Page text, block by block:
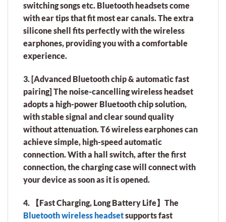
switching songs etc. Bluetooth headsets come
with ear tips that fit most ear canals. The extra
silicone shell fits perfectly with the wireless
earphones, providing you with a comfortable
experience.
3. [Advanced Bluetooth chip & automatic fast
pairing] The noise-cancelling wireless headset
adopts a high-power Bluetooth chip solution,
with stable signal and clear sound quality
without attenuation. T6 wireless earphones can
achieve simple, high-speed automatic
connection. With a hall switch, after the first
connection, the charging case will connect with
your device as soon as it is opened.
4. 【Fast Charging, Long Battery Life】The
Bluetooth wireless headsetsupports fast